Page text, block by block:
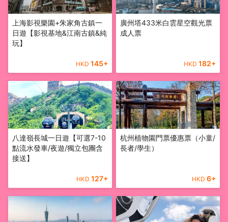
上海影視樂園+朱家角古鎮一
日遊【影視基地&江南古鎮&純
玩】
HKD 145+
廣州塔433米白雲星空觀光票
成人票
HKD 182+
八達嶺長城一日遊【可選7-10
點流水發車/夜遊/獨立包團含
接送】
HKD 127+
杭州植物園門票優惠票（小童/
長者/學生）
HKD 6+